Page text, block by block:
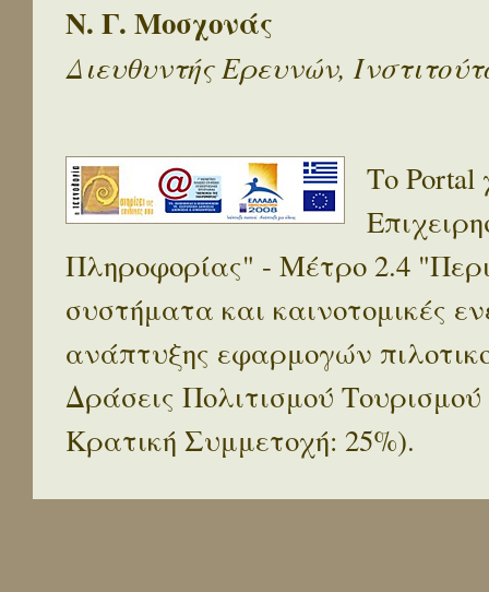
Ν. Γ. Μοσχονάς
Διευθυντής Ερευνών,
Το Portal
Πληροφορίας" - Μέτρο 2.4
συστήματα και καινοτομικές
ανάπτυξης εφαρμογών
Δράσεις Πολιτισμού
Κρατική Συμμετοχή: 25%).